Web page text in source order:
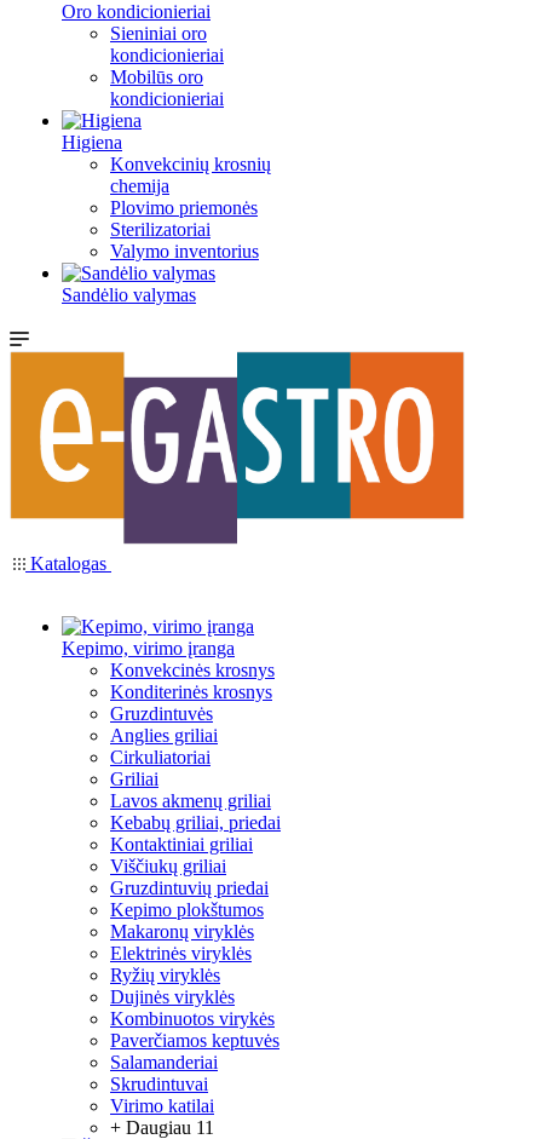
Oro kondicionieriai
Sieniniai oro
kondicionieriai
Mobilūs oro
kondicionieriai
Higiena
Konvekcinių krosnių
chemija
Plovimo priemonės
Sterilizatoriai
Valymo inventorius
Sandėlio valymas
Katalogas
Kepimo, virimo įranga
Konvekcinės krosnys
Konditerinės krosnys
Gruzdintuvės
Anglies griliai
Cirkuliatoriai
Griliai
Lavos akmenų griliai
Kebabų griliai, priedai
Kontaktiniai griliai
Viščiukų griliai
Gruzdintuvių priedai
Kepimo plokštumos
Makaronų viryklės
Elektrinės viryklės
Ryžių viryklės
Dujinės viryklės
Kombinuotos virykės
Paverčiamos keptuvės
Salamanderiai
Skrudintuvai
Virimo katilai
+ Daugiau 11